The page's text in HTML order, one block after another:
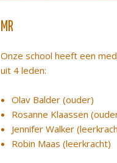
MR
Onze school heeft een
uit 4 leden:
Olav Balder (ouder)
Rosanne Klaassen
Jennifer Walker
Robin Maas (leerkracht)